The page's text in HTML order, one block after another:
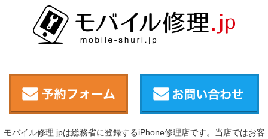
モバイル修理.jpは総務省に登録するiPhone修理店です。当店ではお客